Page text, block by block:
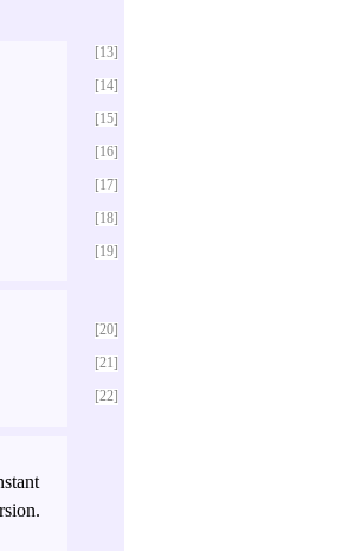
[13]
[14]
[15]
[16]
[17]
[18]
[19]
[20]
[21]
[22]